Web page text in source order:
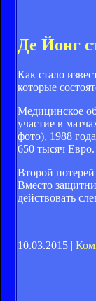
Де Йонг
Как стало
которые
Медицинское
участие в
фото), 1988
650 тысяч Евро.
Второй
Вместо
действовать
10.03.2015 |